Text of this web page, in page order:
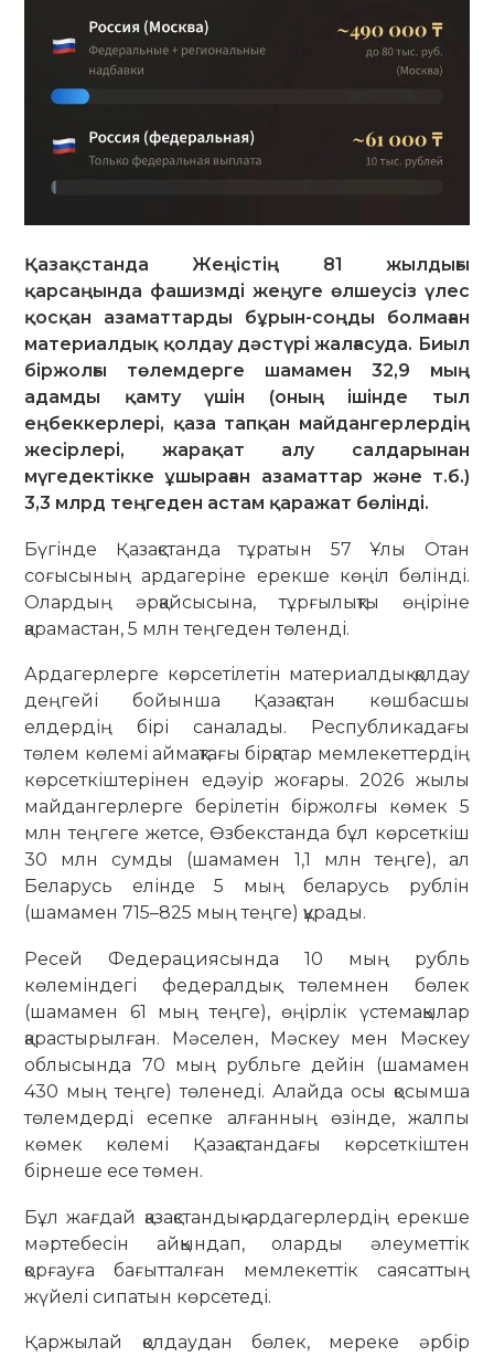
Қазақстанда Жеңістің 81 жылдығы
қарсаңында фашизмді жеңуге өлшеусіз үлес
қосқан азаматтарды бұрын-соңды болмаған
материалдық қолдау дәстүрі жалғасуда. Биыл
біржолғы төлемдерге шамамен 32,9 мың
адамды қамту үшін (оның ішінде тыл
еңбеккерлері, қаза тапқан майдангерлердің
жесірлері, жарақат алу салдарынан
мүгедектікке ұшыраған азаматтар және т.б.)
3,3 млрд теңгеден астам қаражат бөлінді.
Бүгінде Қазақстанда тұратын 57 Ұлы Отан
соғысының ардагеріне ерекше көңіл бөлінді.
Олардың әрқайсысына, тұрғылықты өңіріне
қарамастан, 5 млн теңгеден төленді.
Ардагерлерге көрсетілетін материалдық қолдау
деңгейі бойынша Қазақстан көшбасшы
елдердің бірі саналады. Республикадағы
төлем көлемі аймақтағы бірқатар мемлекеттердің
көрсеткіштерінен едәуір жоғары. 2026 жылы
майдангерлерге берілетін біржолғы көмек 5
млн теңгеге жетсе, Өзбекстанда бұл көрсеткіш
30 млн сумды (шамамен 1,1 млн теңге), ал
Беларусь елінде 5 мың беларусь рублін
(шамамен 715–825 мың теңге) құрады.
Ресей Федерациясында 10 мың рубль
көлеміндегі федералдық төлемнен бөлек
(шамамен 61 мың теңге), өңірлік үстемақылар
қарастырылған. Мәселен, Мәскеу мен Мәскеу
облысында 70 мың рубльге дейін (шамамен
430 мың теңге) төленеді. Алайда осы қосымша
төлемдерді есепке алғанның өзінде, жалпы
көмек көлемі Қазақстандағы көрсеткіштен
бірнеше есе төмен.
Бұл жағдай қазақстандық ардагерлердің ерекше
мәртебесін айқындап, оларды әлеуметтік
қорғауға бағытталған мемлекеттік саясаттың
жүйелі сипатын көрсетеді.
Қаржылай қолдаудан бөлек, мереке әрбір